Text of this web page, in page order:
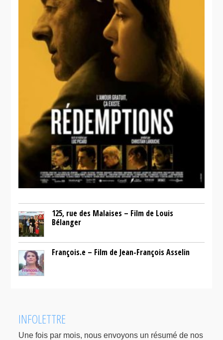
125, rue des Malaises – Film de Louis
Bélanger
François.e – Film de Jean-François Asselin
INFOLETTRE
Une fois par mois, nous envoyons un résumé de nos